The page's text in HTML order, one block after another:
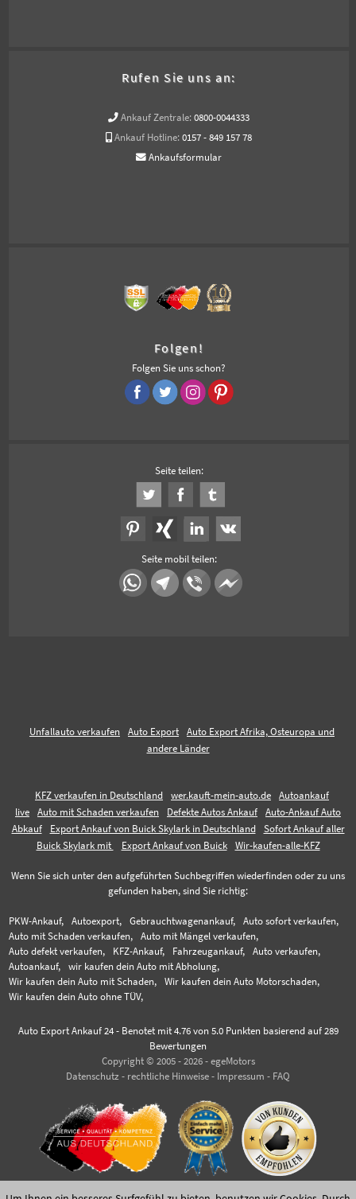
Rufen Sie uns an:
Ankauf Zentrale: 0800-0044333
Ankauf Hotline: 0157 - 849 157 78
Ankaufsformular
Folgen!
Folgen Sie uns schon?
Seite teilen:
Seite mobil teilen:
Unfallauto verkaufen Auto Export
Auto Export Afrika, Osteuropa und
andere Länder
KFZ verkaufen in Deutschland wer.kauft-mein-auto.de
Autoankauf
live
Auto mit Schaden verkaufen Defekte Autos Ankauf
Auto-Ankauf Auto
Abkauf
Export Ankauf von Buick Skylark in Deutschland
Sofort Ankauf aller
Buick Skylark mit
Export Ankauf von Buick Wir-kaufen-alle-KFZ
Wenn Sie sich unter den aufgeführten Suchbegriffen wiederfinden oder zu uns
gefunden haben, sind Sie richtig:
PKW-Ankauf, Autoexport, Gebrauchtwagenankauf,
Auto sofort verkaufen,
Auto mit Schaden verkaufen,
Auto mit Mängel verkaufen,
Auto defekt verkaufen,
KFZ-Ankauf, Fahrzeugankauf,
Auto verkaufen,
Autoankauf,
wir kaufen dein Auto mit Abholung,
Wir kaufen dein Auto mit Schaden,
Wir kaufen dein Auto Motorschaden,
Wir kaufen dein Auto ohne TÜV,
Auto Export Ankauf 24- Benotet mit 4.76von 5.0 Punkten basierend auf 289
Bewertungen
Copyright © 2005 - 2026 - egeMotors
Datenschutz - rechtliche Hinweise - Impressum - FAQ